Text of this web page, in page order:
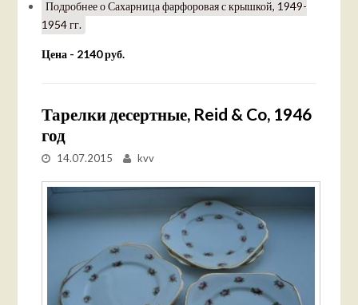
Подробнеео Сахарница фарфоровая с крышкой, 1949-
1954 гг.
Цена - 2140 руб.
Тарелки десертные, Reid & Co, 1946
год
14.07.2015 kvv